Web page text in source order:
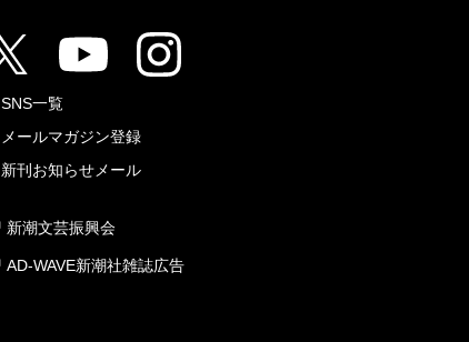
SNS一覧
メールマガジン登録
新刊お知らせメール
新潮文芸振興会
AD-WAVE新潮社雑誌広告